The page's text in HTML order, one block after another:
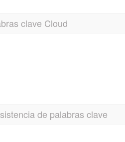
clave Cloud
de palabras clave